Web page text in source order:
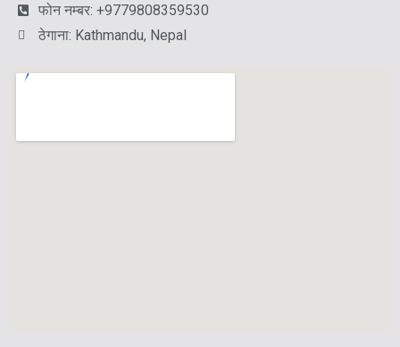
फोन नम्बर: +9779808359530
ठेगाना: Kathmandu, Nepal